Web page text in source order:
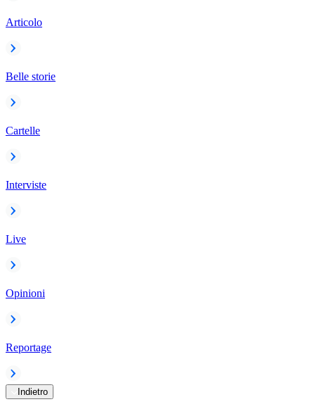
Articolo
Belle storie
Cartelle
Interviste
Live
Opinioni
Reportage
Indietro